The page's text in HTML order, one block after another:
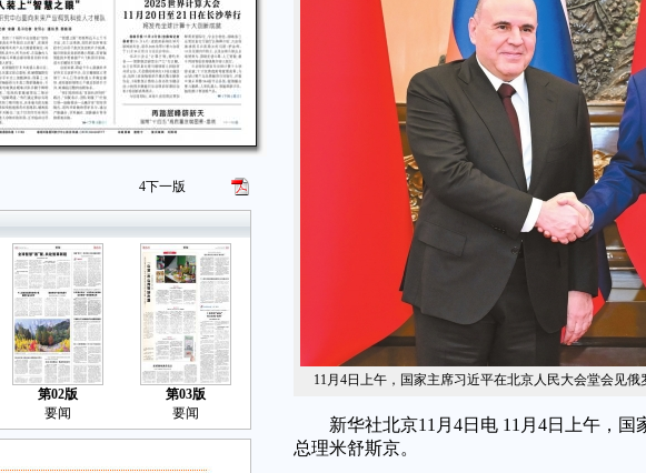
4下一版
第02版
要闻
第03版
要闻
11月4日上午，国家主席习近平在北京人民大会堂会见俄
新华社北京11月4日电 11月4日上午，国
总理米舒斯京。